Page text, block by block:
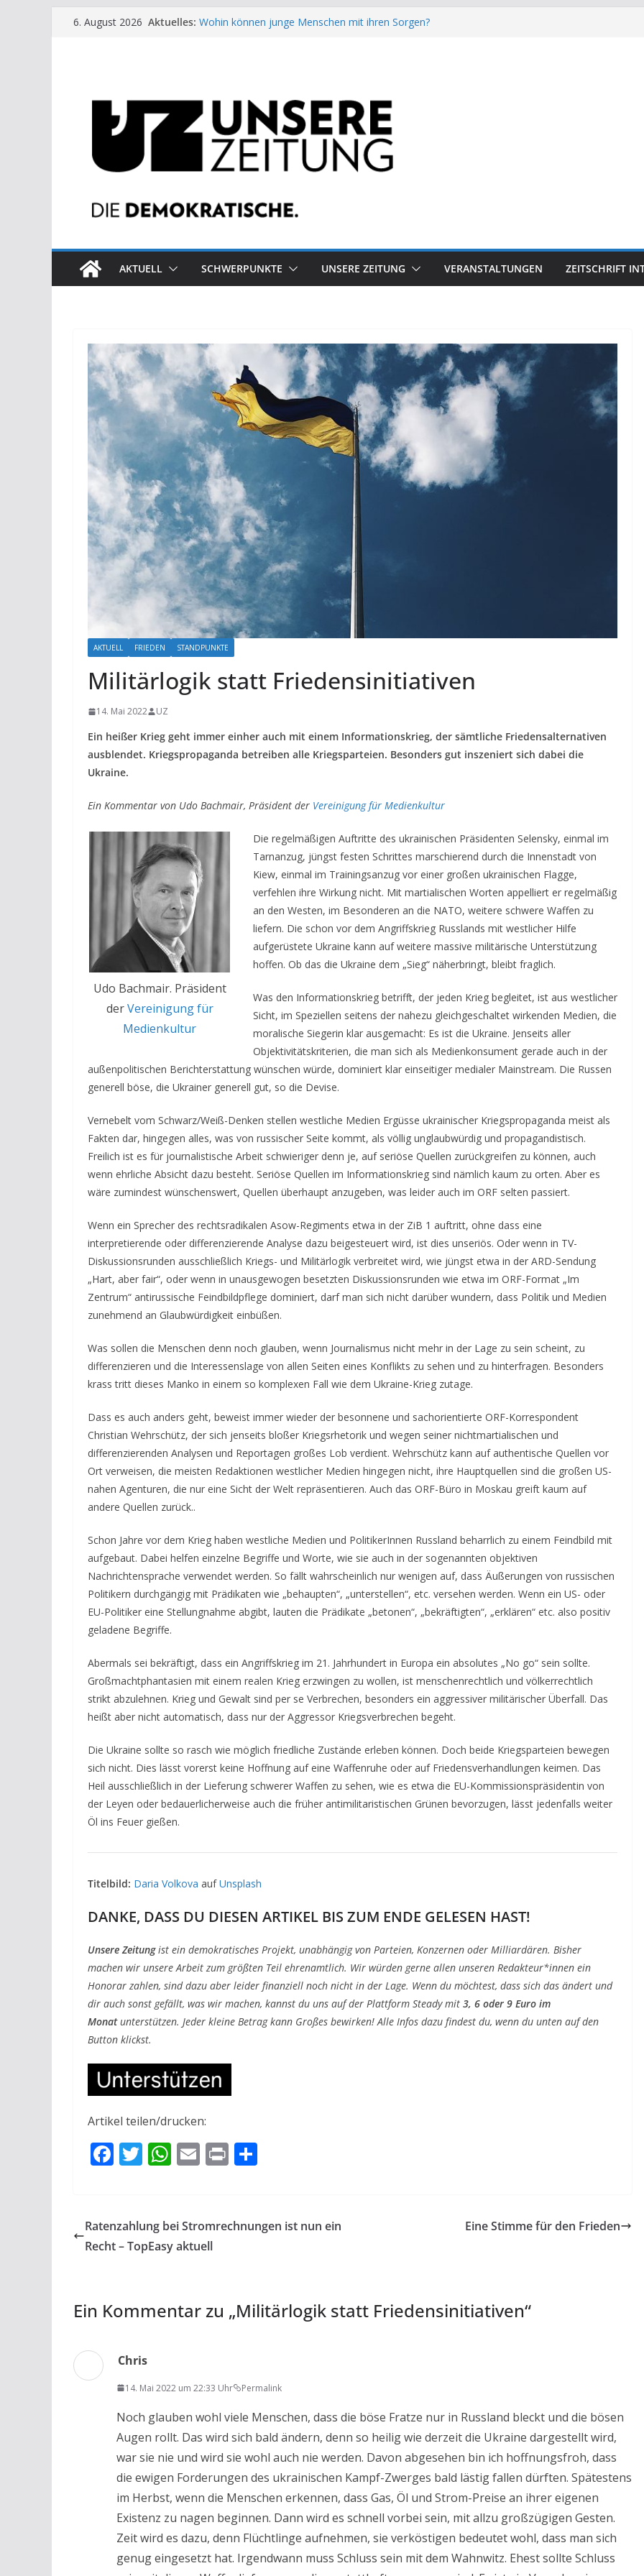
Zum6. August 2026 Aktuelles: Wohin können junge Menschen mit ihren Sorgen?
AKTUELL SCHWERPUNKTE UNSERE ZEITUNG VERANSTALTUNGEN ZEITSCHRIFT
AKTUELL FRIEDEN STANDPUNKTE
Militärlogik statt Friedensinitiativen
14. Mai 2022 UZ
Ein heißer Krieg geht immer einher auch mit einem Informationskrieg, der sämtliche Friedensalternativen
ausblendet. Kriegspropaganda betreiben alle Kriegsparteien. Besonders gut inszeniert sich dabei die
Ukraine.
Ein Kommentar von Udo Bachmair, Präsident der Vereinigung für Medienkultur
Udo Bachmair. Präsident
derVereinigung für
Medienkultur
Die regelmäßigen Auftritte des ukrainischen Präsidenten Selensky, einmal im
Tarnanzug, jüngst festen Schrittes marschierend durch die Innenstadt von
Kiew, einmal im Trainingsanzug vor einer großen ukrainischen Flagge,
verfehlen ihre Wirkung nicht. Mit martialischen Worten appelliert er regelmäßig
an den Westen, im Besonderen an die NATO, weitere schwere Waffen zu
liefern. Die schon vor dem Angriffskrieg Russlands mit westlicher Hilfe
aufgerüstete Ukraine kann auf weitere massive militärische Unterstützung
hoffen. Ob das die Ukraine dem „Sieg“ näherbringt, bleibt fraglich.
Was den Informationskrieg betrifft, der jeden Krieg begleitet, ist aus westlicher
Sicht, im Speziellen seitens der nahezu gleichgeschaltet wirkenden Medien, die
moralische Siegerin klar ausgemacht: Es ist die Ukraine. Jenseits aller
Objektivitätskriterien, die man sich als Medienkonsument gerade auch in der
außenpolitischen Berichterstattung wünschen würde, dominiert klar einseitiger medialer Mainstream. Die Russen
generell böse, die Ukrainer generell gut, so die Devise.
Vernebelt vom Schwarz/Weiß-Denken stellen westliche Medien Ergüsse ukrainischer Kriegspropaganda meist als
Fakten dar, hingegen alles, was von russischer Seite kommt, als völlig unglaubwürdig und propagandistisch.
Freilich ist es für journalistische Arbeit schwieriger denn je, auf seriöse Quellen zurückgreifen zu können, auch
wenn ehrliche Absicht dazu besteht. Seriöse Quellen im Informationskrieg sind nämlich kaum zu orten. Aber es
wäre zumindest wünschenswert, Quellen überhaupt anzugeben, was leider auch im ORF selten passiert.
Wenn ein Sprecher des rechtsradikalen Asow-Regiments etwa in der ZiB 1 auftritt, ohne dass eine
interpretierende oder differenzierende Analyse dazu beigesteuert wird, ist dies unseriös. Oder wenn in TV-
Diskussionsrunden ausschließlich Kriegs- und Militärlogik verbreitet wird, wie jüngst etwa in der ARD-Sendung
„Hart, aber fair“, oder wenn in unausgewogen besetzten Diskussionsrunden wie etwa im ORF-Format „Im
Zentrum“ antirussische Feindbildpflege dominiert, darf man sich nicht darüber wundern, dass Politik und Medien
zunehmend an Glaubwürdigkeit einbüßen.
Was sollen die Menschen denn noch glauben, wenn Journalismus nicht mehr in der Lage zu sein scheint, zu
differenzieren und die Interessenslage von allen Seiten eines Konflikts zu sehen und zu hinterfragen. Besonders
krass tritt dieses Manko in einem so komplexen Fall wie dem Ukraine-Krieg zutage.
Dass es auch anders geht, beweist immer wieder der besonnene und sachorientierte ORF-Korrespondent
Christian Wehrschütz, der sich jenseits bloßer Kriegsrhetorik und wegen seiner nichtmartialischen und
differenzierenden Analysen und Reportagen großes Lob verdient. Wehrschütz kann auf authentische Quellen vor
Ort verweisen, die meisten Redaktionen westlicher Medien hingegen nicht, ihre Hauptquellen sind die großen US-
nahen Agenturen, die nur eine Sicht der Welt repräsentieren. Auch das ORF-Büro in Moskau greift kaum auf
andere Quellen zurück..
Schon Jahre vor dem Krieg haben westliche Medien und PolitikerInnen Russland beharrlich zu einem Feindbild mit
aufgebaut. Dabei helfen einzelne Begriffe und Worte, wie sie auch in der sogenannten objektiven
Nachrichtensprache verwendet werden. So fällt wahrscheinlich nur wenigen auf, dass Äußerungen von russischen
Politikern durchgängig mit Prädikaten wie „behaupten“, „unterstellen“, etc. versehen werden. Wenn ein US- oder
EU-Politiker eine Stellungnahme abgibt, lauten die Prädikate „betonen“, „bekräftigten“, „erklären“ etc. also positiv
geladene Begriffe.
Abermals sei bekräftigt, dass ein Angriffskrieg im 21. Jahrhundert in Europa ein absolutes „No go“ sein sollte.
Großmachtphantasien mit einem realen Krieg erzwingen zu wollen, ist menschenrechtlich und völkerrechtlich
strikt abzulehnen. Krieg und Gewalt sind per se Verbrechen, besonders ein aggressiver militärischer Überfall. Das
heißt aber nicht automatisch, dass nur der Aggressor Kriegsverbrechen begeht.
Die Ukraine sollte so rasch wie möglich friedliche Zustände erleben können. Doch beide Kriegsparteien bewegen
sich nicht. Dies lässt vorerst keine Hoffnung auf eine Waffenruhe oder auf Friedensverhandlungen keimen. Das
Heil ausschließlich in der Lieferung schwerer Waffen zu sehen, wie es etwa die EU-Kommissionspräsidentin von
der Leyen oder bedauerlicherweise auch die früher antimilitaristischen Grünen bevorzugen, lässt jedenfalls weiter
Öl ins Feuer gießen.
Titelbild: Daria Volkova aufUnsplash
DANKE, DASS DU DIESEN ARTIKEL BIS ZUM ENDE GELESEN HAST!
Unsere Zeitungist ein demokratisches Projekt, unabhängig von Parteien, Konzernen oder Milliardären. Bisher
machen wir unsere Arbeit zum größten Teil ehrenamtlich. Wir würden gerne allen unseren Redakteur*innen ein
Honorar zahlen, sind dazu aber leider finanziell noch nicht in der Lage. Wenn du möchtest, dass sich das ändert und
dir auch sonst gefällt, was wir machen, kannst du uns auf der Plattform Steady mit 3, 6 oder 9 Euro im
Monatunterstützen. Jeder kleine Betrag kann Großes bewirken! Alle Infos dazu findest du, wenn du unten auf den
Button klickst.
Artikel teilen/drucken:
F
b
o
T
er
W
s
A
E
l
Pr
n
Ratenzahlung bei Stromrechnungen ist nun ein
Recht – TopEasy aktuell
Eine Stimme für den Frieden
Ein Kommentar zu „Militärlogik statt Friedensinitiativen“
Chris
14. Mai 2022 um 22:33 Uhr Permalink
Noch glauben wohl viele Menschen, dass die böse Fratze nur in Russland bleckt und die bösen
Augen rollt. Das wird sich bald ändern, denn so heilig wie derzeit die Ukraine dargestellt wird,
war sie nie und wird sie wohl auch nie werden. Davon abgesehen bin ich hoffnungsfroh, dass
die ewigen Forderungen des ukrainischen Kampf-Zwerges bald lästig fallen dürften. Spätestens
im Herbst, wenn die Menschen erkennen, dass Gas, Öl und Strom-Preise an ihrer eigenen
Existenz zu nagen beginnen. Dann wird es schnell vorbei sein, mit allzu großzügigen Gesten.
Zeit wird es dazu, denn Flüchtlinge aufnehmen, sie verköstigen bedeutet wohl, dass man sich
genug eingesetzt hat. Irgendwann muss Schluss sein mit dem Wahnwitz. Ehest sollte Schluss